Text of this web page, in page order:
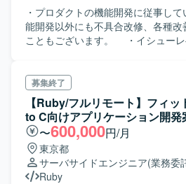
・プロダクトの機能開発に従事し
能開発以外にも不具合改修、各種改
こともございます。 ・イシューレ
ーンが多い業務システムや B2B 向
ている方を歓迎いたします。
募集終了
【Ruby/フルリモート】フィ
to C向けアプリケーション開発
〜600,000円/月
東京都
サーバサイドエンジニア(業務委
Ruby